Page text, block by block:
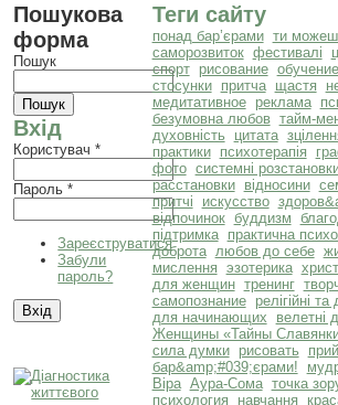
Пошукова
форма
Пошук
Вхід
Користувач*
Пароль*
Зареєструватися
Забули
пароль?
Теги сайту
понад бар’єрами ти
саморозвиток фестивалі
спорт
рисование обучение
стосунки
притча щастя
медитативное
реклама
безумовна любов тайм-
духовність
цитата
практики
психотерапія
фото системні
расстановки
відносини
притчі
искусство
відпочинок буддизм
підтримка
практична
доброта
любов до себе
мислення эзотерика
для женщин тренинг
самопознание
релігійні
для начинающих
велетні
Женщины «Тайны
сила думки
рисовать
бар&amp;#039;єрами!
Віра Аура-Сома точка
психология
навчання